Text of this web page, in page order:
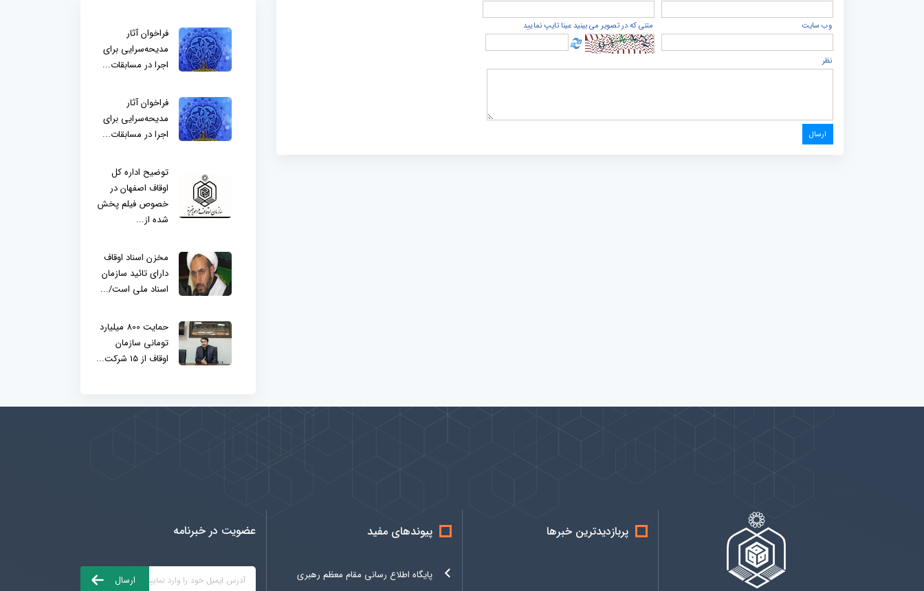
وب سایت متنی که در تصویر می بینید عینا تایپ نمایید
نظر
فراخوان آثار
مدیحه‌سرایی برای
اجرا در مسابقات...
فراخوان آثار
مدیحه‌سرایی برای
اجرا در مسابقات...
توضیح اداره کل
اوقاف اصفهان در
خصوص فیلم پخش
شده از...
مخزن اسناد اوقاف
دارای تائید سازمان
اسناد ملی است/...
حمایت 800 میلیارد
تومانی سازمان
اوقاف از 15 شرکت...
پربازدیدترین خبرها پیوندهای مفید
پایگاه اطلاع رسانی مقام معظم رهبری
عضویت در خبرنامه